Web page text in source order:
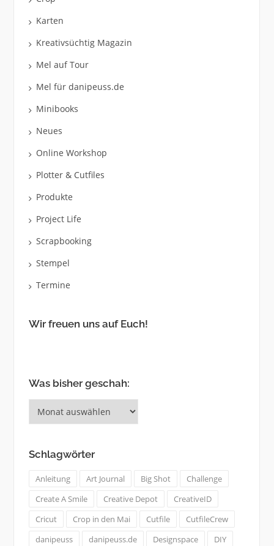
Karten
Kreativsüchtig Magazin
Mel auf Tour
Mel für danipeuss.de
Minibooks
Neues
Online Workshop
Plotter & Cutfiles
Produkte
Project Life
Scrapbooking
Stempel
Termine
Wir freuen uns auf Euch!
Was bisher geschah:
bisher
Schlagwörter
Anleitung Art Journal Big Shot
Challenge
Create A Smile
Creative Depot
CreativeID
Cricut
Crop in den Mai Cutfile
CutfileCrew
danipeuss
danipeuss.de Designspace
DIY